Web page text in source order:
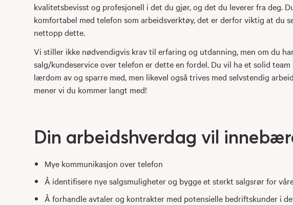
kvalitetsbevisst og profesjonell i det du gjør, og det du leverer fra deg.
komfortabel med telefon som arbeidsverktøy, det er derfor viktig at du
nettopp dette.
Vi stiller ikke nødvendigvis krav til erfaring og utdanning, men om du
salg/kundeservice over telefon er dette en fordel. Du vil ha et solid
lærdom av og sparre med, men likevel også trives med selvstendig
mener vi du kommer langt med!
Din arbeidshverdag vil
Mye kommunikasjon over telefon
Å identifisere nye salgsmuligheter og bygge et sterkt salgsrør for
Å forhandle avtaler og kontrakter med potensielle bedriftskunder i